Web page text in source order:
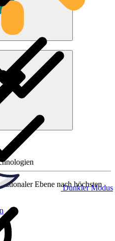
Dunkler Modus
Ebene nach höchsten